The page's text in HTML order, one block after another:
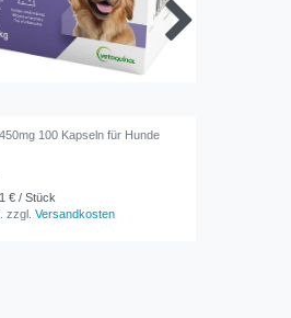
100 Kapseln für Hunde
€ / Stück
zzgl.Versandkosten